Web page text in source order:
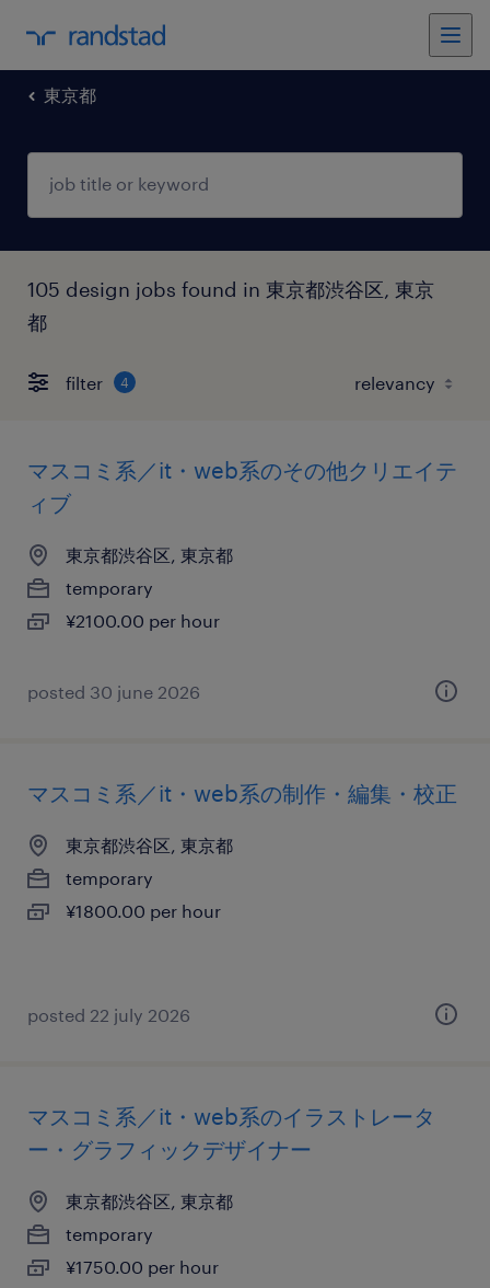
東京都
105 design jobs found in 東京都渋谷区, 東京
都
filter 4
マスコミ系／it・web系のその他クリエイテ
ィブ
東京都渋谷区, 東京都
temporary
¥2100.00 per hour
posted 30 june 2026
マスコミ系／it・web系の制作・編集・校正
東京都渋谷区, 東京都
temporary
¥1800.00 per hour
posted 22 july 2026
マスコミ系／it・web系のイラストレータ
ー・グラフィックデザイナー
東京都渋谷区, 東京都
temporary
¥1750.00 per hour